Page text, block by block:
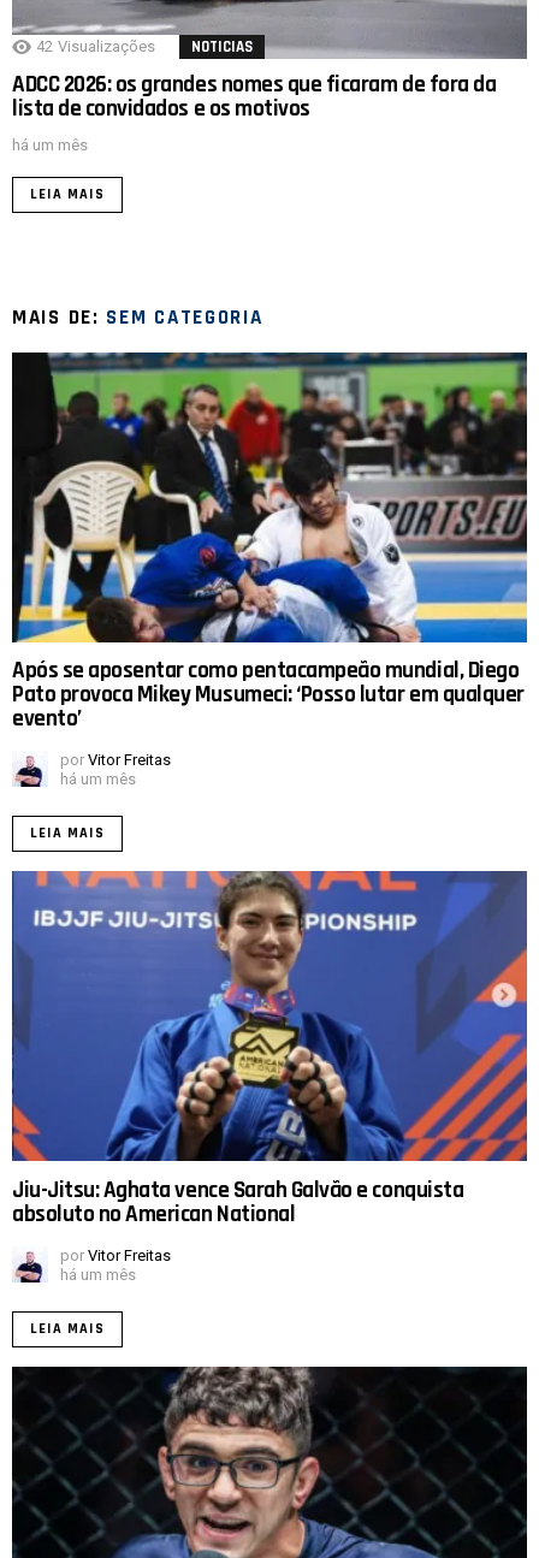
42 Visualizações NOTICIAS
ADCC 2026: os grandes nomes que ficaram de fora da
lista de convidados e os motivos
há um mês
LEIA MAIS
MAIS DE: SEM CATEGORIA
Após se aposentar como pentacampeão mundial, Diego
Pato provoca Mikey Musumeci: ‘Posso lutar em qualquer
evento’
por Vitor Freitas
há um mês
LEIA MAIS
Jiu-Jitsu: Aghata vence Sarah Galvão e conquista
absoluto no American National
por Vitor Freitas
há um mês
LEIA MAIS